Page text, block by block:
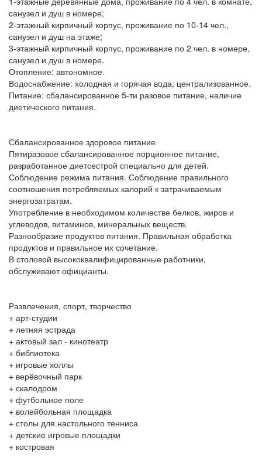
санузел и душ в номере;
2-этажный кирпичный корпус, проживание по 10-14 чел.,
санузел и душ на этаже;
3-этажный кирпичный корпус, проживание по 2 чел. в номере,
санузел и душ в номере.
Отопление: автономное.
Водоснабжение: холодная и горячая вода, централизованное.
Питание: сбалансированное 5-ти разовое питание, наличие
диетического питания.
Сбалансированное здоровое питание
Пятиразовое сбалансированное порционное питание,
разработанное диетсестрой специально для детей.
Соблюдение режима питания. Соблюдение правильного
соотношения потребляемых калорий к затрачиваемым
энергозатратам.
Употребление в необходимом количестве белков, жиров и
углеводов, витаминов, минеральных веществ.
Разнообразие продуктов питания. Правильная обработка
продуктов и правильное их сочетание.
В столовой высококвалифицированные работники,
обслуживают официанты.
Развлечения, спорт, творчество
+ арт-студии
+ летняя эстрада
+ актовый зал - кинотеатр
+ библиотека
+ игровые холлы
+ верёвочный парк
+ скалодром
+ футбольное поле
+ волейбольная площадка
+ столы для настольного тенниса
+ детские игровые площадки
+ костровая